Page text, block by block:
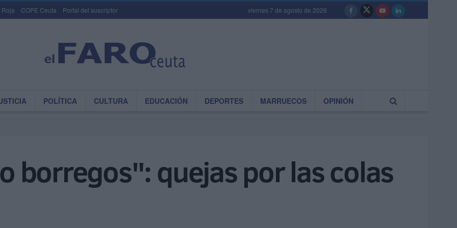
Roja COPE Ceuta Portal del suscriptor viernes 7 de agosto de 2026
POLÍTICA CULTURA EDUCACIÓN DEPORTES MARRUECOS OPINIÓN
borregos": quejas por las colas